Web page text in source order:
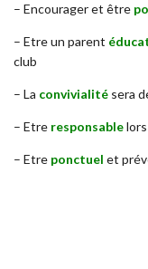
– Encourager et être
– Etre un parent
club
– La convivialité sera
– Etre responsable
– Etre ponctuel et